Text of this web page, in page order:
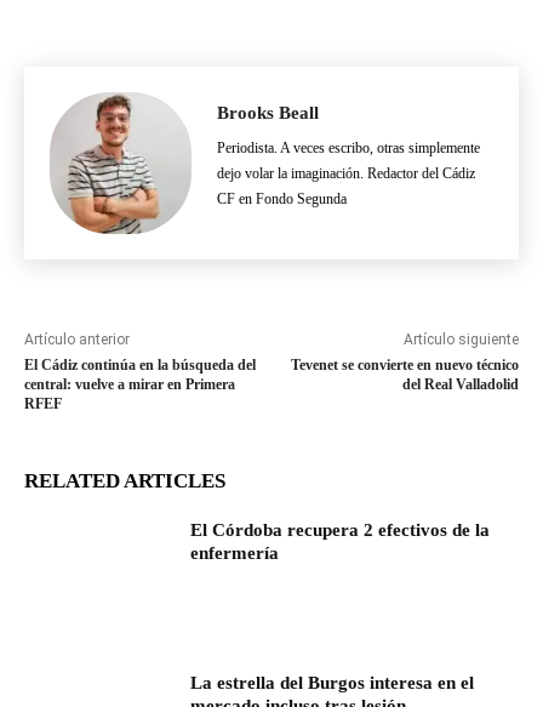
Brooks Beall
Periodista. A veces escribo, otras simplemente
dejo volar la imaginación. Redactor del Cádiz
CF en Fondo Segunda
Artículo anterior
El Cádiz continúa en la búsqueda del
central: vuelve a mirar en Primera
RFEF
Artículo siguiente
Tevenet se convierte en nuevo técnico
del Real Valladolid
RELATED ARTICLES
El Córdoba recupera 2 efectivos de la
enfermería
La estrella del Burgos interesa en el